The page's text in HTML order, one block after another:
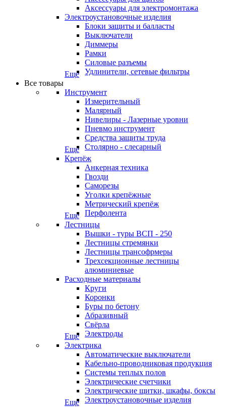
Аксессуары для электромонтажа
Электроустановочные изделия
Блоки защиты и балласты
Выключатели
Диммеры
Рамки
Силовые разъемы
Удлинители, сетевые фильтры
Еще
Все товары
Инструмент
Измерительный
Малярный
Нивелиры - Лазерные уровни
Пневмо инструмент
Средства защиты труда
Столярно - слесарный
Еще
Крепёж
Анкерная техника
Гвозди
Саморезы
Уголки крепёжные
Метрический крепёж
Перфолента
Еще
Лестницы
Вышки - туры ВСП - 250
Лестницы стремянки
Лестницы трансофрмеры
Трехсекционные лестницы
алюминиевые
Расходные материалы
Круги
Коронки
Буры по бетону
Абразивный
Свёрла
Электроды
Еще
Электрика
Автоматические выключатели
Кабельно-проводниковая продукция
Системы теплых полов
Электрические счетчики
Электрические щитки, шкафы, боксы
Электроустановочные изделия
Еще